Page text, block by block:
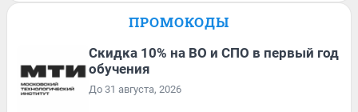
ПРОМОКОДЫ
Скидка 10% на ВО и СПО в первый год
обучения
До 31 августа, 2026